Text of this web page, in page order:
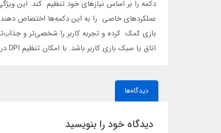
دکمه را بر اساس نیازهای خود تنظیم کند. این
اتاق یا سبک بازی کاربر باشد. با امکان تنظیم DPI در سطوح مختلف (۱۲۰۰-۱۶۰۰-۲۴۰۰-۳۲۰۰-۷۲۰۰-۱۲۸۰۰)، این ماوس از دقت بسیار بالایی برخوردار است.
دیدگاه‌ها
دیدگاه خود را بنویسید